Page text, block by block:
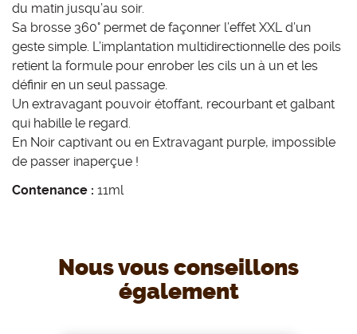
du matin jusqu’au soir.
Sa brosse 360° permet de façonner l’effet XXL d’un
geste simple. L’implantation multidirectionnelle des poils
retient la formule pour enrober les cils un à un et les
définir en un seul passage.
Un extravagant pouvoir étoffant, recourbant et galbant
qui habille le regard.
En Noir captivant ou en Extravagant purple, impossible
de passer inaperçue !
Contenance : 11ml
Nous vous conseillons
également